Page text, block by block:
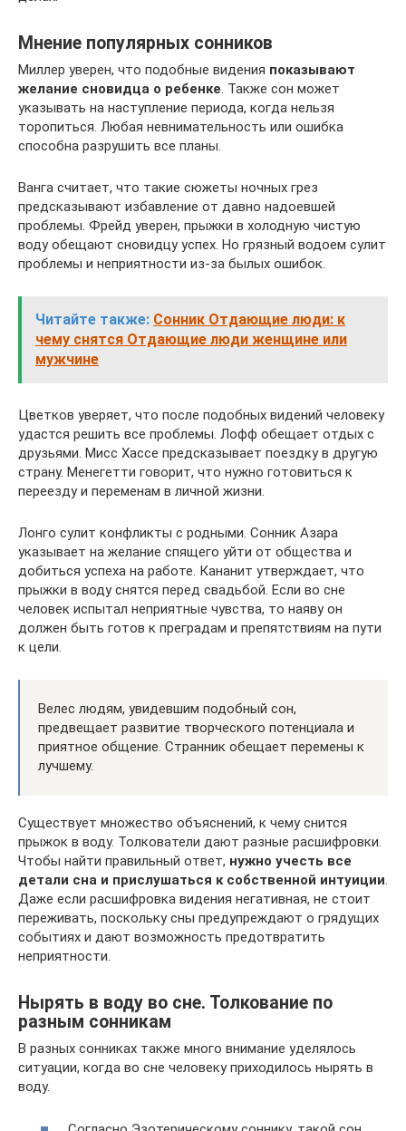
Мнение популярных сонников
Миллер уверен, что подобные видения показывают
желание сновидца о ребенке. Также сон может
указывать на наступление периода, когда нельзя
торопиться. Любая невнимательность или ошибка
способна разрушить все планы.
Ванга считает, что такие сюжеты ночных грез
предсказывают избавление от давно надоевшей
проблемы. Фрейд уверен, прыжки в холодную чистую
воду обещают сновидцу успех. Но грязный водоем сулит
проблемы и неприятности из-за былых ошибок.
Читайте также: Сонник Отдающие люди: к
чему снятся Отдающие люди женщине или
мужчине
Цветков уверяет, что после подобных видений человеку
удастся решить все проблемы. Лофф обещает отдых с
друзьями. Мисс Хассе предсказывает поездку в другую
страну. Менегетти говорит, что нужно готовиться к
переезду и переменам в личной жизни.
Лонго сулит конфликты с родными. Сонник Азара
указывает на желание спящего уйти от общества и
добиться успеха на работе. Кананит утверждает, что
прыжки в воду снятся перед свадьбой. Если во сне
человек испытал неприятные чувства, то наяву он
должен быть готов к преградам и препятствиям на пути
к цели.
Велес людям, увидевшим подобный сон,
предвещает развитие творческого потенциала и
приятное общение. Странник обещает перемены к
лучшему.
Существует множество объяснений, к чему снится
прыжок в воду. Толкователи дают разные расшифровки.
Чтобы найти правильный ответ, нужно учесть все
детали сна и прислушаться к собственной интуиции.
Даже если расшифровка видения негативная, не стоит
переживать, поскольку сны предупреждают о грядущих
событиях и дают возможность предотвратить
неприятности.
Нырять в воду во сне. Толкование по
разным сонникам
В разных сонниках также много внимание уделялось
ситуации, когда во сне человеку приходилось нырять в
воду.